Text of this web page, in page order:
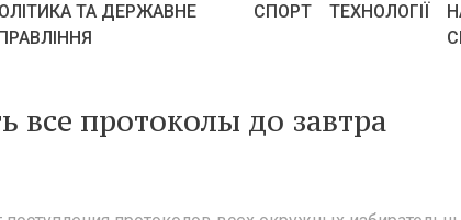
ТА ДЕРЖАВНЕ
СПОРТ ТЕХНОЛОГІЇ
все протоколы до завтра